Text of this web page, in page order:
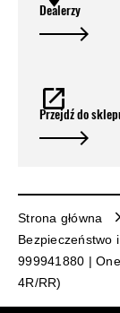
Dealerzy
Przejdź do
Strona główna
Bezpieczeństwo
999941880 |
4R/RR)